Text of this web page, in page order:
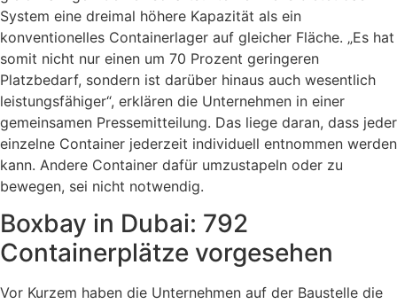
System eine dreimal höhere Kapazität als ein
konventionelles Containerlager auf gleicher Fläche. „Es hat
somit nicht nur einen um 70 Prozent geringeren
Platzbedarf, sondern ist darüber hinaus auch wesentlich
leistungsfähiger“, erklären die Unternehmen in einer
gemeinsamen Pressemitteilung. Das liege daran, dass jeder
einzelne Container jederzeit individuell entnommen werden
kann. Andere Container dafür umzustapeln oder zu
bewegen, sei nicht notwendig.
Boxbay in Dubai: 792
Containerplätze vorgesehen
Vor Kurzem haben die Unternehmen auf der Baustelle die